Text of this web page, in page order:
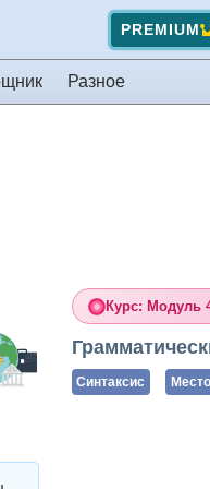
PREMIUM
Разное
Курс: Модуль
Синтаксис